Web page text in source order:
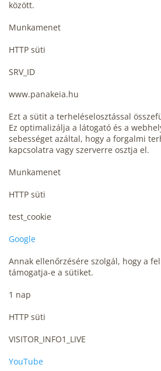
között.
Munkamenet
HTTP süti
SRV_ID
www.panakeia.hu
Ezt a sütit a terheléselosztással
Ez optimalizálja a látogató és a
sebességet azáltal, hogy a forgalmi
kapcsolatra vagy szerverre osztja el.
Munkamenet
HTTP süti
test_cookie
Google
Annak ellenőrzésére szolgál, hogy a
támogatja-e a sütiket.
1 nap
HTTP süti
VISITOR_INFO1_LIVE
YouTube